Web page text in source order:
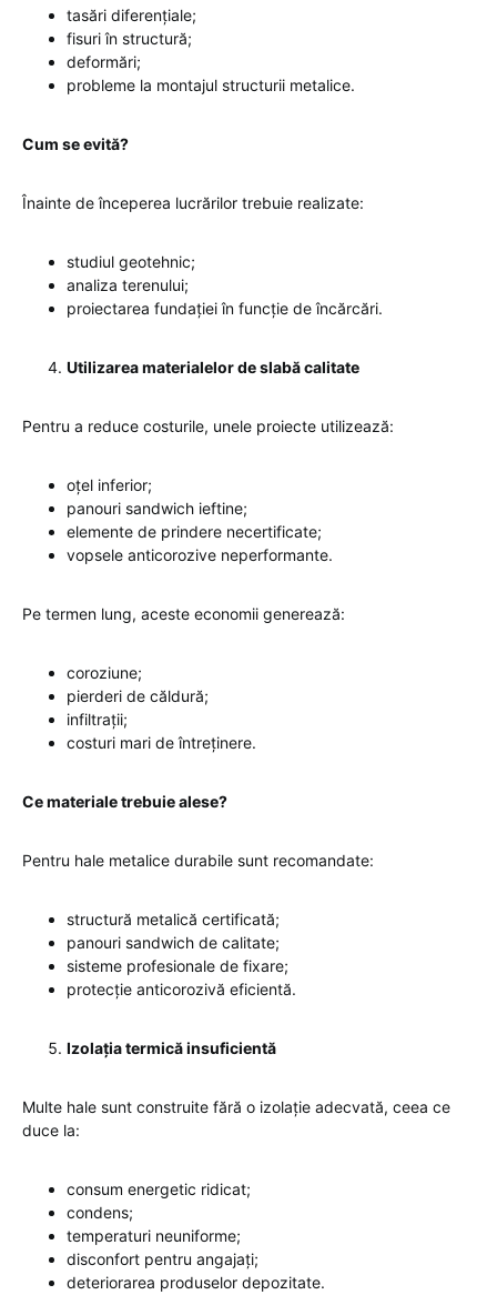
tasări diferențiale;
fisuri în structură;
deformări;
probleme la montajul structurii metalice.
Cum se evită?
Înainte de începerea lucrărilor trebuie realizate:
studiul geotehnic;
analiza terenului;
proiectarea fundației în funcție de încărcări.
Utilizarea materialelor de slabă calitate
Pentru a reduce costurile, unele proiecte utilizează:
oțel inferior;
panouri sandwich ieftine;
elemente de prindere necertificate;
vopsele anticorozive neperformante.
Pe termen lung, aceste economii generează:
coroziune;
pierderi de căldură;
infiltrații;
costuri mari de întreținere.
Ce materiale trebuie alese?
Pentru hale metalice durabile sunt recomandate:
structură metalică certificată;
panouri sandwich de calitate;
sisteme profesionale de fixare;
protecție anticorozivă eficientă.
Izolația termică insuficientă
Multe hale sunt construite fără o izolație adecvată, ceea ce
duce la:
consum energetic ridicat;
condens;
temperaturi neuniforme;
disconfort pentru angajați;
deteriorarea produselor depozitate.